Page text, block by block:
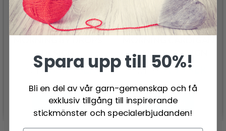
49-1 MARSHMALLOW
Pris från33.95 SEK
Se produkt
49-2 MARSHMALLOW
BY DROPS DESIGN
Pris från61.95 SEK
Se produkt
Spara upp till 50%!
Bli en del av vår garn-gemenskap och få
exklusiv tillgång till inspirerande
stickmönster och specialerbjudanden!